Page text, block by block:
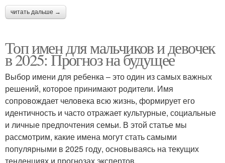
читать дальше →
Топ имен для мальчиков и девочек
в 2025: Прогноз на будущее
Выбор имени для ребенка – это один из самых важных
решений, которое принимают родители. Имя
сопровождает человека всю жизнь, формирует его
идентичность и часто отражает культурные, социальные
и личные предпочтения семьи. В этой статье мы
рассмотрим, какие имена могут стать самыми
популярными в 2025 году, основываясь на текущих